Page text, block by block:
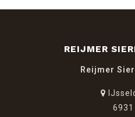
REIJMER
Reijmer
6931